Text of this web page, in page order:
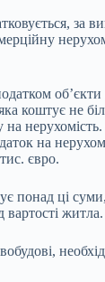
за
коштує не
на
на
євро.
понад ці
вартості житла.